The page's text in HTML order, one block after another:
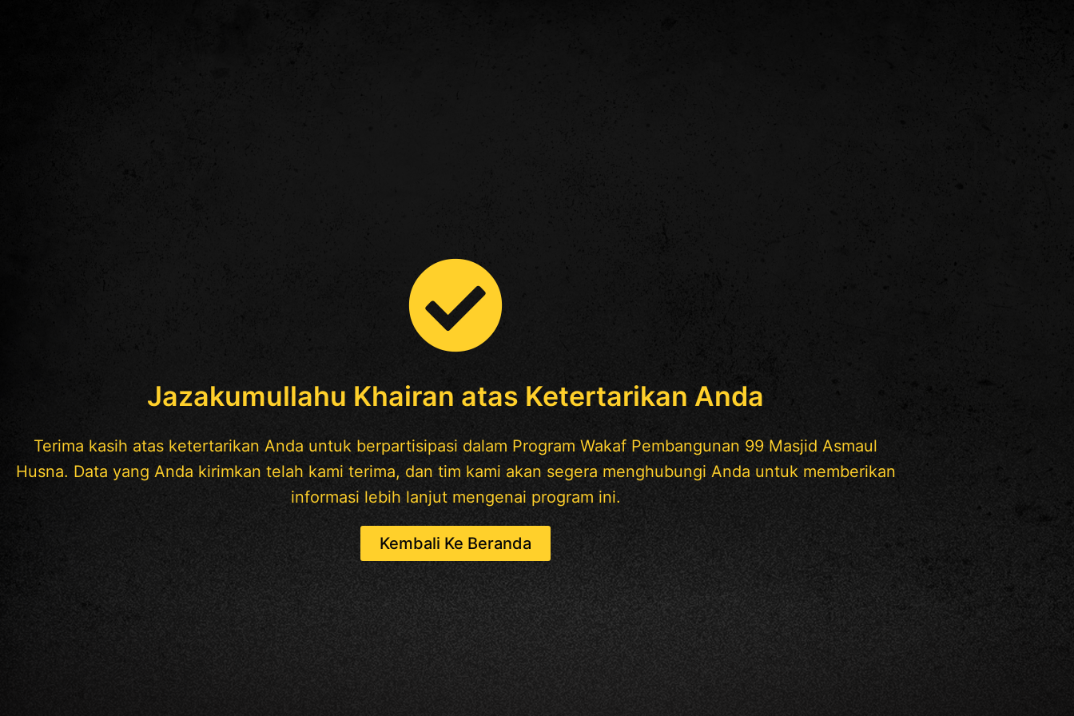
Jazakumullahu Khairan atas Ketertarikan Anda
Terima kasih atas ketertarikan Anda untuk berpartisipasi dalam Program Wakaf Pembangunan 99 Masjid Asmaul
Husna. Data yang Anda kirimkan telah kami terima, dan tim kami akan segera menghubungi Anda untuk memberikan
informasi lebih lanjut mengenai program ini.
Kembali Ke Beranda